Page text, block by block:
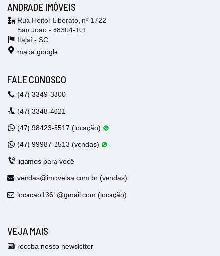
ANDRADE IMÓVEIS
Rua Heitor Liberato, nº 1722
São João - 88304-101
Itajaí - SC
mapa google
FALE CONOSCO
(47) 3349-3800
(47) 3348-4021
(47) 98423-5517 (locação)
(47) 99987-2513 (vendas)
ligamos para você
vendas@imoveisa.com.br (vendas)
locacao1361@gmail.com (locação)
VEJA MAIS
receba nosso newsletter